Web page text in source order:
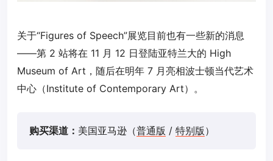
关于“Figures of Speech”展览目前也有一些新的消息
——第 2 站将在 11 月 12 日登陆亚特兰大的 High
Museum of Art，随后在明年 7 月亮相波士顿当代艺术
中心（Institute of Contemporary Art）。
购买渠道： 美国亚马逊（普通版 / 特别版 ）